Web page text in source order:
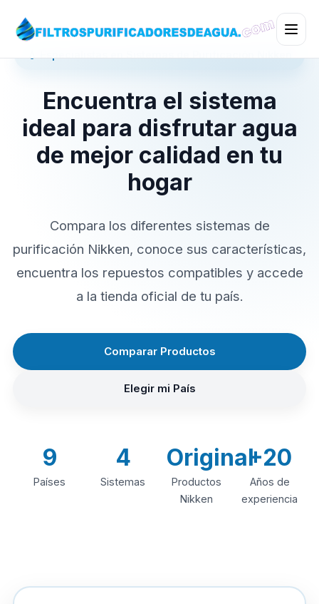
Encuentra el sistema
ideal para disfrutar agua
de mejor calidad en tu
hogar
Compara los diferentes sistemas de
purificación Nikken, conoce sus características,
encuentra los repuestos compatibles y accede
a la tienda oficial de tu país.
Comparar Productos
Elegir mi País
9
Países
4
Sistemas
Original
Productos
Nikken
+20
Años de
experiencia